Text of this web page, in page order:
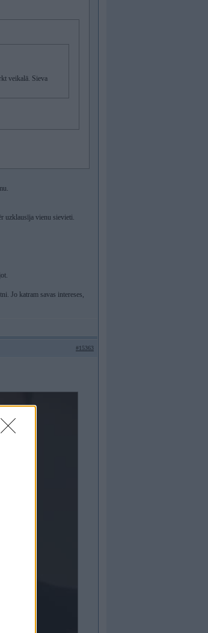
veikalā. Sieva
uzklausīja vienu sievieti.
Jo katram savas intereses,
#15363